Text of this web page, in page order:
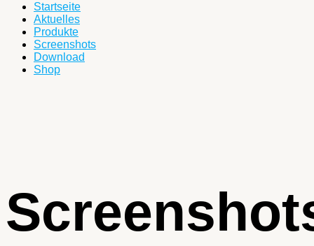
Startseite
Aktuelles
Produkte
Screenshots
Download
Shop